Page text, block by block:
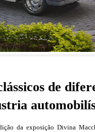
de
da exposição Divina